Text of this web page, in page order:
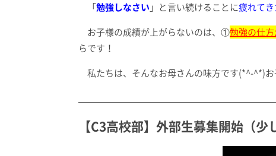
「勉強しなさい 」と言い続けることに疲れてき
お子様の成績が上がらないのは、①勉強の仕
らです！
私たちは、そんなお母さんの味方です(*^-^*)
【C3高校部】外部生募集開始（